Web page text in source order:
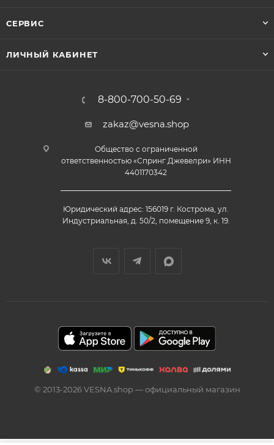
СЕРВИС
ЛИЧНЫЙ КАБИНЕТ
8-800-700-50-69
zakaz@vesna.shop
Общество с ограниченной
ответственностью «Спринг Джевелри» ИНН
4401170342
Юридический адрес: 156019 г. Кострома, ул.
Индустриальная, д. 50/2, помещение 9, к. 19.
© 2013-2026 VESNA.shop — официальный магазин